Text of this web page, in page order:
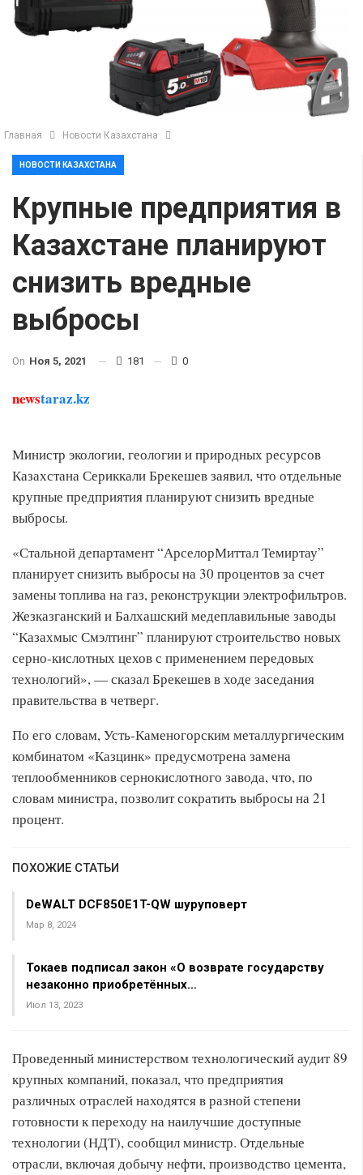
Главная Новости Казахстана
НОВОСТИ КАЗАХСТАНА
Крупные предприятия в
Казахстане планируют
снизить вредные
выбросы
On Ноя 5, 2021 181 0
newstaraz.kz
Министр экологии, геологии и природных ресурсов
Казахстана Сериккали Брекешев заявил, что отдельные
крупные предприятия планируют снизить вредные
выбросы.
«Стальной департамент “АрселорМиттал Темиртау”
планирует снизить выбросы на 30 процентов за счет
замены топлива на газ, реконструкции электрофильтров.
Жезказганский и Балхашский медеплавильные заводы
“Казахмыс Смэлтинг” планируют строительство новых
серно-кислотных цехов с применением передовых
технологий», — сказал Брекешев в ходе заседания
правительства в четверг.
По его словам, Усть-Каменогорским металлургическим
комбинатом «Казцинк» предусмотрена замена
теплообменников сернокислотного завода, что, по
словам министра, позволит сократить выбросы на 21
процент.
ПОХОЖИЕ СТАТЬИ
DeWALT DCF850E1T-QW шуруповерт
Мар 8, 2024
Токаев подписал закон «О возврате государству
незаконно приобретённых…
Июл 13, 2023
Проведенный министерством технологический аудит 89
крупных компаний, показал, что предприятия
различных отраслей находятся в разной степени
готовности к переходу на наилучшие доступные
технологии (НДТ), сообщил министр. Отдельные
отрасли, включая добычу нефти, производство цемента,